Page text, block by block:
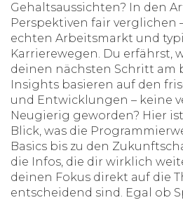
Gehaltsaussichten? In den
Perspektiven fair verglichen
echten Arbeitsmarkt und
Karrierewegen. Du erfährst,
deinen nächsten Schritt am
Insights basieren auf den
und Entwicklungen – keine
Neugierig geworden? Hier
Blick, was die
Basics bis zu den
die Infos, die dir wirklich
deinen Fokus direkt auf die
entscheidend sind. Egal ob